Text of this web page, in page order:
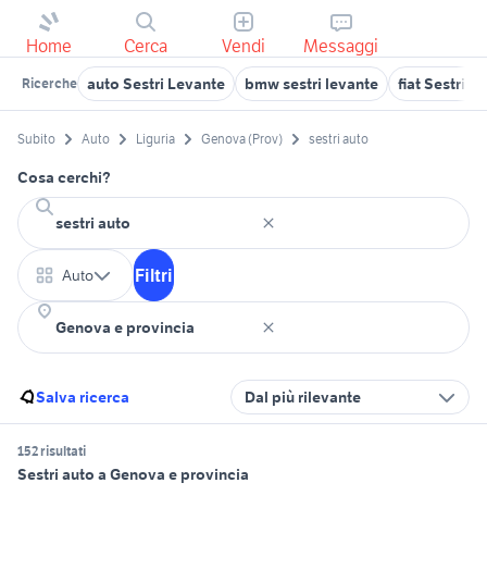
Home Cerca Vendi Messaggi
Ricerche auto Sestri Levante bmw sestri levante fiat Sestri
Subito Auto Liguria Genova (Prov) sestri auto
Cosa cerchi?
Auto Filtri
Salva ricerca Dal più rilevante
152 risultati
Sestri auto a Genova e provincia